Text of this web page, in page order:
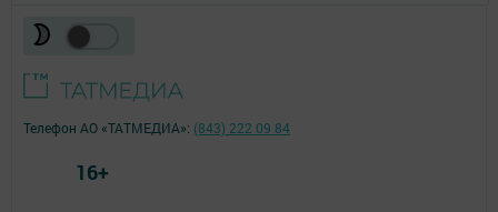
Телефон АО «ТАТМЕДИА»: (843) 222 09 84
16+